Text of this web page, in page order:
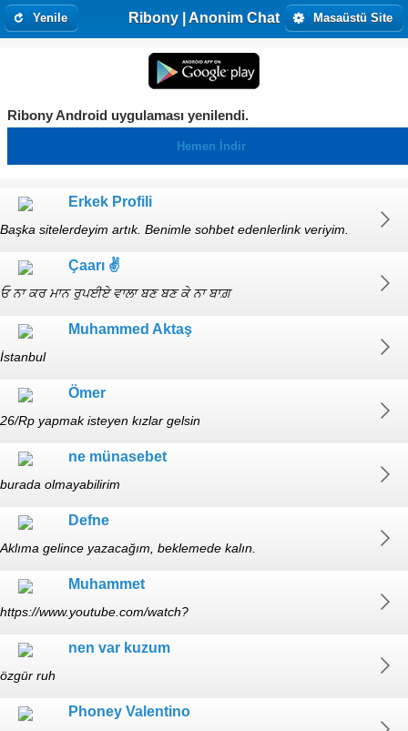
Ribony | Anonim Chat
Yenile Masaüstü Site
Ribony Android uygulaması yenilendi.
Hemen İndir
Erkek Profili
Başka sitelerdeyim artık. Benimle sohbet edenlerlink veriyim.
Trolü cdsi bitmiyor. O beni tanıdığını söyleyen hatun? Söylediklerin ne
alaka?
Çaarı ✌️
ਓ ਨਾ ਕਰ ਮਾਨ ਰੁਪਈਏ ਵਾਲਾ ਬਣ ਬਣ ਕੇ ਨਾ ਬਾਗ਼
Muhammed Aktaş
İstanbul
Ömer
26/Rp yapmak isteyen kızlar gelsin
ne münasebet
burada olmayabilirim
Defne
Aklıma gelince yazacağım, beklemede kalın.
Muhammet
https://www.youtube.com/watch?
v=RXwTKTa7bKk&list=RDRXwTKTa7bKk&start_radio=1
nen var kuzum
özgür ruh
Phoney Valentino